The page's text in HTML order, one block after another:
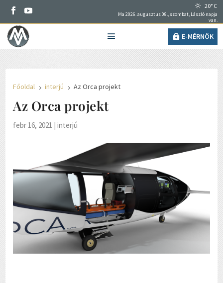
20° C
Ma 2026. augusztus 08., szombat, László napja
van.
E-MÉRNÖK
Főoldal 5 interjú 5 Az Orca projekt
Az Orca projekt
febr 16, 2021 |interjú